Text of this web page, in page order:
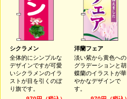
シクラメン
全体的にシンプルな
デザインですが可愛
いシクラメンのイラ
ストが目を引くのぼ
り旗です。
洋蘭フェア
淡い紫から黄色への
グラデーションと胡
蝶蘭のイラストが華
やかなデザインで
す。